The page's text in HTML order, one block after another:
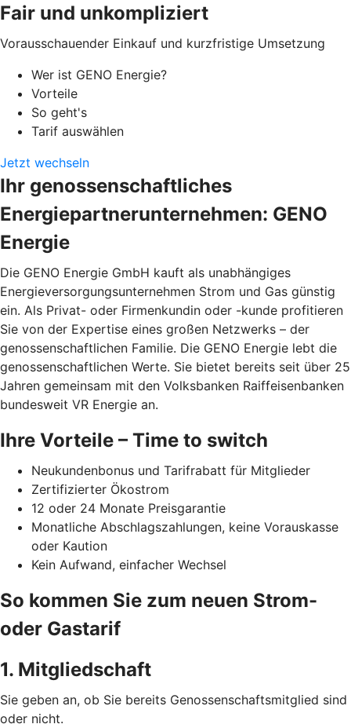
Fair und unkompliziert
Vorausschauender Einkauf und kurzfristige Umsetzung
Wer ist GENO Energie?
Vorteile
So geht's
Tarif auswählen
Jetzt wechseln
Ihr genossenschaftliches
Energiepartnerunternehmen: GENO
Energie
Die GENO Energie GmbH kauft als unabhängiges
Energieversorgungsunternehmen Strom und Gas günstig
ein. Als Privat- oder Firmenkundin oder -kunde profitieren
Sie von der Expertise eines großen Netzwerks – der
genossenschaftlichen Familie. Die GENO Energie lebt die
genossenschaftlichen Werte. Sie bietet bereits seit über 25
Jahren gemeinsam mit den Volksbanken Raiffeisenbanken
bundesweit VR Energie an.
Ihre Vorteile – Time to switch
Neukundenbonus und Tarifrabatt für Mitglieder
Zertifizierter Ökostrom
12 oder 24 Monate Preisgarantie
Monatliche Abschlagszahlungen, keine Vorauskasse
oder Kaution
Kein Aufwand, einfacher Wechsel
So kommen Sie zum neuen Strom-
oder Gastarif
1. Mitgliedschaft
Sie geben an, ob Sie bereits Genossenschaftsmitglied sind
oder nicht.